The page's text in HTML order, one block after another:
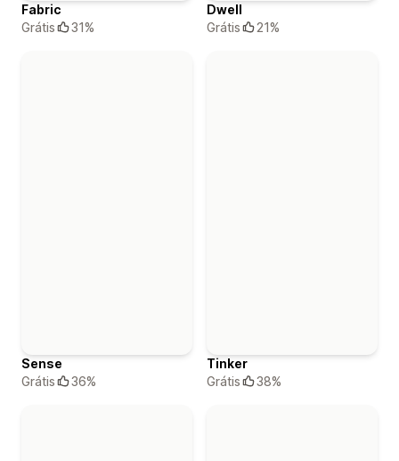
Fabric
Grátis
31%
Dwell
Grátis
21%
Sense
Grátis
36%
Tinker
Grátis
38%